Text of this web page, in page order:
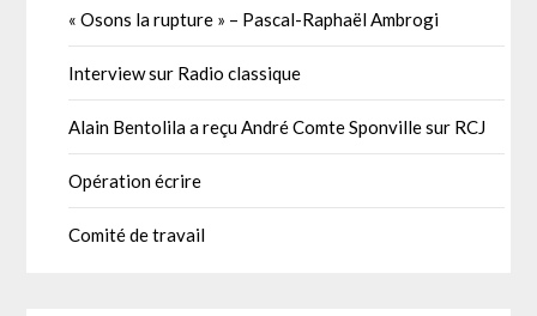
« Osons la rupture » – Pascal-Raphaël Ambrogi
Interview sur Radio classique
Alain Bentolila a reçu André Comte Sponville sur RCJ
Opération écrire
Comité de travail